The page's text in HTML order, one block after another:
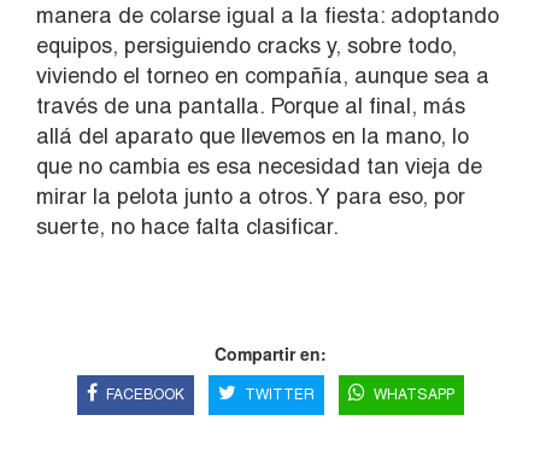
manera de colarse igual a la fiesta: adoptando
equipos, persiguiendo cracks y, sobre todo,
viviendo el torneo en compañía, aunque sea a
través de una pantalla. Porque al final, más
allá del aparato que llevemos en la mano, lo
que no cambia es esa necesidad tan vieja de
mirar la pelota junto a otros. Y para eso, por
suerte, no hace falta clasificar.
Compartir en:
FACEBOOK TWITTER WHATSAPP